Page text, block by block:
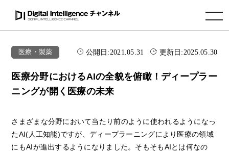
toggle navigation
医療・製薬 公開日:2021.05.31 更新日:2025.05.30
医療分野におけるAIの全貌を俯瞰！ディープラー
ニングが開く医療の未来
さまざまな分野において当たり前のように使われるようになっ
たAI(人工知能)ですが、ディープラーニングにより医療の領域
にもAIが進出するようになりました。そもそもAIとは何なの